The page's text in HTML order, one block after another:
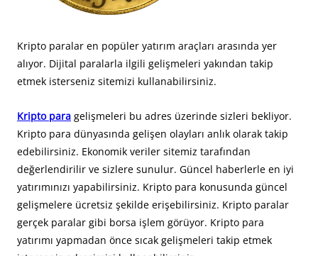
Kripto paralar en popüler yatırım araçları arasında yer
alıyor. Dijital paralarla ilgili gelişmeleri yakından takip
etmek isterseniz sitemizi kullanabilirsiniz.
Kripto para gelişmeleri bu adres üzerinde sizleri bekliyor.
Kripto para dünyasında gelişen olayları anlık olarak takip
edebilirsiniz. Ekonomik veriler sitemiz tarafından
değerlendirilir ve sizlere sunulur. Güncel haberlerle en iyi
yatırımınızı yapabilirsiniz. Kripto para konusunda güncel
gelişmelere ücretsiz şekilde erişebilirsiniz. Kripto paralar
gerçek paralar gibi borsa işlem görüyor. Kripto para
yatırımı yapmadan önce sıcak gelişmeleri takip etmek